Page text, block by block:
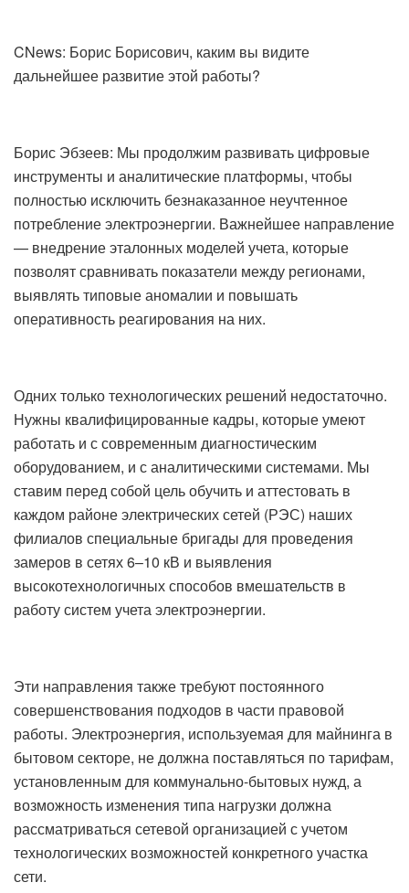
CNews: Борис Борисович, каким вы видите
дальнейшее развитие этой работы?
Борис Эбзеев: Мы продолжим развивать цифровые
инструменты и аналитические платформы, чтобы
полностью исключить безнаказанное неучтенное
потребление электроэнергии. Важнейшее направление
— внедрение эталонных моделей учета, которые
позволят сравнивать показатели между регионами,
выявлять типовые аномалии и повышать
оперативность реагирования на них.
Одних только технологических решений недостаточно.
Нужны квалифицированные кадры, которые умеют
работать и с современным диагностическим
оборудованием, и с аналитическими системами. Мы
ставим перед собой цель обучить и аттестовать в
каждом районе электрических сетей (РЭС) наших
филиалов специальные бригады для проведения
замеров в сетях 6–10 кВ и выявления
высокотехнологичных способов вмешательств в
работу систем учета электроэнергии.
Эти направления также требуют постоянного
совершенствования подходов в части правовой
работы. Электроэнергия, используемая для майнинга в
бытовом секторе, не должна поставляться по тарифам,
установленным для коммунально-бытовых нужд, а
возможность изменения типа нагрузки должна
рассматриваться сетевой организацией с учетом
технологических возможностей конкретного участка
сети.